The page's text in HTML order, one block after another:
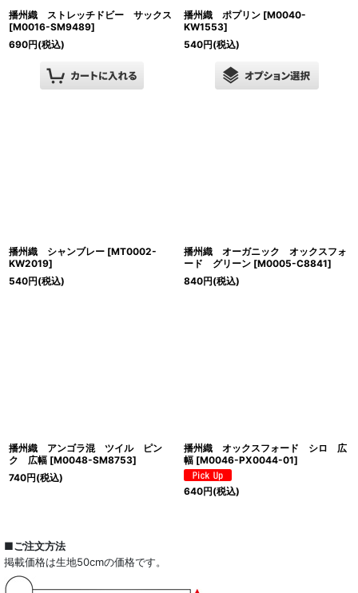
播州織 ストレッチドビー サックス
[M0016-SM9489]
690円(税込)
播州織 ポプリン [M0040-
KW1553]
540円(税込)
播州織 シャンブレー [MT0002-
KW2019]
540円(税込)
播州織 オーガニック オックスフォ
ード グリーン [M0005-C8841]
840円(税込)
播州織 アンゴラ混 ツイル ピン
ク 広幅 [M0048-SM8753]
740円(税込)
播州織 オックスフォード シロ 広
幅 [M0046-PX0044-01]
640円(税込)
■ご注文方法
掲載価格は生地50cmの価格です。